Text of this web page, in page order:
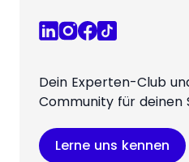
Dein Experten-Club
Community für deinen
Lerne uns kennen